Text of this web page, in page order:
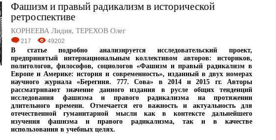
Фашизм и правый радикализм в исторической
ретроспективе
КОРНЕЕВА Лидия, ТЕРЕХОВ Олег
217 49202
В статье подробно анализируется исследовательский проект,
предпринятый интернациональным коллективом авторов: историков,
политологов, философов, социологов «Фашизм и правый радикализм в
Европе и Америке: история и современность», изданный в двух номерах
научного журнала «Берегиня. 777. Сова» в 2014 и 2015 гг. Авторы
рассматривают значение данного издания в русле общих тенденций
исследования фашизма и правого радикализма на протяжении
длительного времени. Отмечается его важность и актуальность для
отечественной гуманитарной мысли как в контексте дальнейшего
изучения фашизма и правого радикализма, так и в качестве
использования в учебных целях.